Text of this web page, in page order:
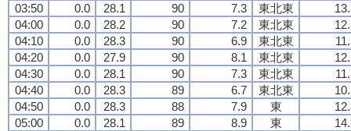
03:50
0.0 28.1 90 7.3 東北東
04:00
0.0 28.2 90 7.2 東北東
04:10
0.0 28.3 90 6.9 東北東
04:20
0.0 27.9 90 8.1 東北東
04:30
0.0 28.1 90 7.3 東北東
04:40
0.0 28.3 89 6.7 東北東
04:50
0.0 28.3 88 7.9 東
05:00
0.0 28.1 89 8.9 東